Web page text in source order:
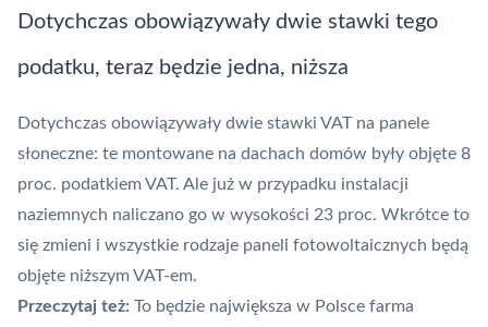
Dotychczas obowiązywały dwie stawki tego
podatku, teraz będzie jedna, niższa
Dotychczas obowiązywały dwie stawki VAT na panele
słoneczne: te montowane na dachach domów były objęte 8
proc. podatkiem VAT. Ale już w przypadku instalacji
naziemnych naliczano go w wysokości 23 proc. Wkrótce to
się zmieni i wszystkie rodzaje paneli fotowoltaicznych będą
objęte niższym VAT-em.
Przeczytaj też: To będzie największa w Polsce farma